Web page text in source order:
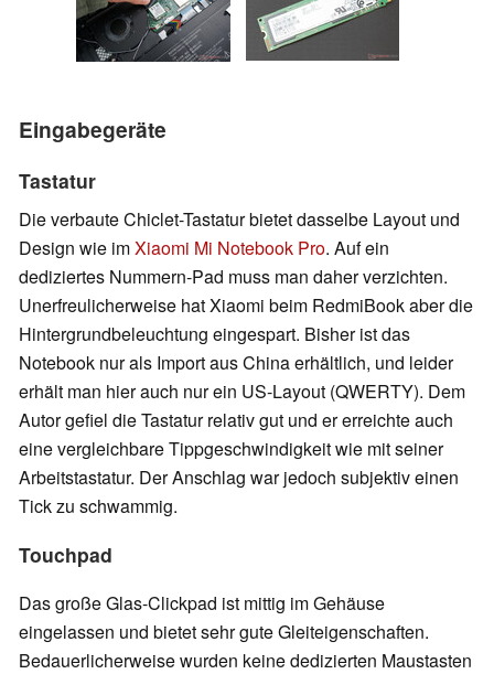
Eingabegeräte
Tastatur
Die verbaute Chiclet-Tastatur bietet dasselbe Layout und
Design wie imXiaomi Mi Notebook Pro. Auf ein
dediziertes Nummern-Pad muss man daher verzichten.
Unerfreulicherweise hat Xiaomi beim RedmiBook aber die
Hintergrundbeleuchtung eingespart. Bisher ist das
Notebook nur als Import aus China erhältlich, und leider
erhält man hier auch nur ein US-Layout (QWERTY). Dem
Autor gefiel die Tastatur relativ gut und er erreichte auch
eine vergleichbare Tippgeschwindigkeit wie mit seiner
Arbeitstastatur. Der Anschlag war jedoch subjektiv einen
Tick zu schwammig.
Touchpad
Das große Glas-Clickpad ist mittig im Gehäuse
eingelassen und bietet sehr gute Gleiteigenschaften.
Bedauerlicherweise wurden keine dedizierten Maustasten